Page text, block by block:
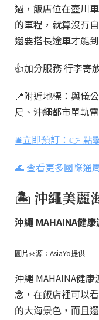
過，飯店位在壺川
的車程，就算沒有
還要搭長途車才能
👍加分服務 行李寄
📍附近地標：與儀
尺、沖繩都市單軌
🛎️立即預訂：👉 點
🌊 查看更多國際通
🏝️ 沖繩美麗
沖繩 MAHAINA健
圖片來源：AsiaYo提供
沖繩 MAHAINA健
念，在飯店裡可以
的大海景色，而且